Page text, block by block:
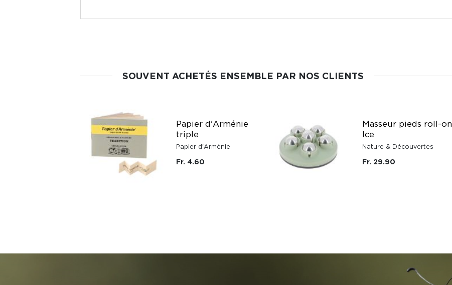
SOUVENT ACHETÉS ENSEMBLE PAR NOS CLIENTS
Papier d'Arménie
triple
Papier d'Arménie
Fr. 4.60
Masseur pieds roll-on
Ice
Nature & Découvertes
Fr. 29.90